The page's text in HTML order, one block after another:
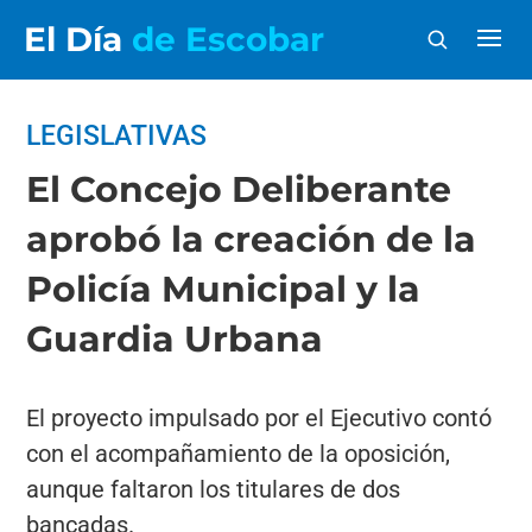
El Día de Escobar
LEGISLATIVAS
El Concejo Deliberante
aprobó la creación de la
Policía Municipal y la
Guardia Urbana
El proyecto impulsado por el Ejecutivo contó
con el acompañamiento de la oposición,
aunque faltaron los titulares de dos
bancadas.